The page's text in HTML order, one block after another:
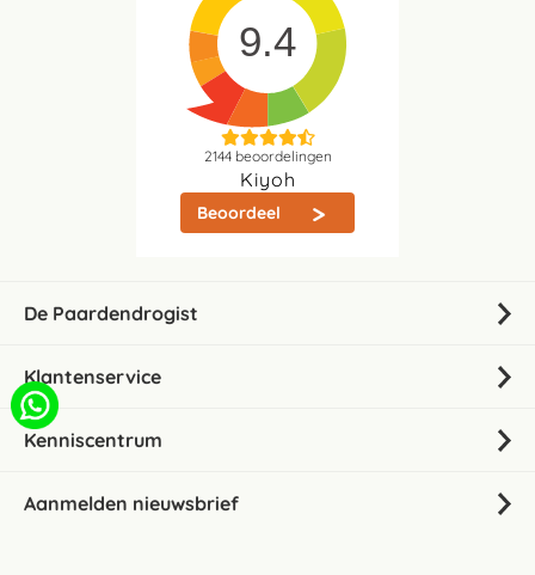
9.4
2144beoordelingen
Kiyoh
Beoordeel
De Paardendrogist
Klantenservice
Kenniscentrum
Aanmelden nieuwsbrief